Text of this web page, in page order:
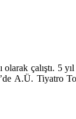
çalıştı. 5
A.Ü. Tiyatro